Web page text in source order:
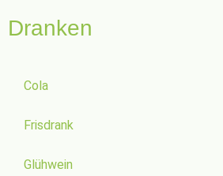
Dranken
Cola
Frisdrank
Glühwein